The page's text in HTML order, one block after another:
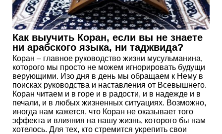
Как выучить Коран, если вы не знаете
ни арабского языка, ни таджвида?
Коран – главное руководство жизни мусульманина,
которого мы просто не можем игнорировать будущи
верующими. Изо дня в день мы обращаем к Нему в
поисках руководства и наставления от Всевышнего.
Коран читаем и в горе и в радости, и в надежде и в
печали, и в любых жизненных ситуациях. Возможно,
иногда нам кажется, что Коран не оказывает того
эффекта и влияния на нашу жизнь, которого бы нам
хотелось. Для тех, кто стремится укрепить свои